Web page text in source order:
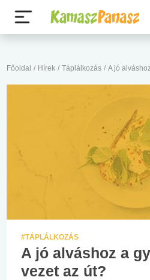
Főoldal / Hírek / Táplálkozás / A jó
#TÁPLÁLKOZÁS
A jó alváshoz a
vezet az út?